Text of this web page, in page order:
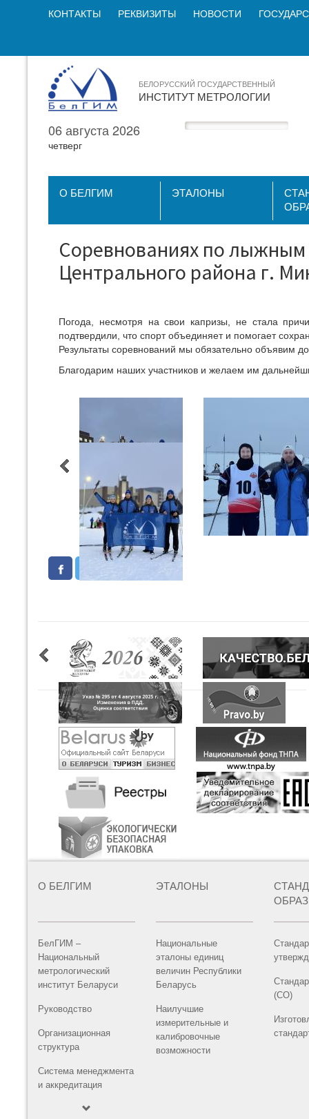
КОНТАКТЫ РЕКВИЗИТЫ НОВОСТИ
БЕЛОРУССКИЙ ГОСУДАРСТВЕННЫЙ
ИНСТИТУТ МЕТРОЛОГИИ
06 августа 2026
четверг
О БЕЛГИМ ЭТАЛОНЫ
Соревнованиях по лыжным
Центрального района г.
Погода, несмотря на свои капризы, не стала
подтвердили, что спорт объединяет и помогает
Результаты соревнований мы обязательно объявим
Благодарим наших участников и желаем им
О БЕЛГИМ
БелГИМ –
Национальный
метрологический
институт Беларуси
Руководство
Организационная
структура
Система менеджмента
и аккредитация
ЭТАЛОНЫ
Национальные
эталоны единиц
величин Республики
Беларусь
Наилучшие
измерительные и
калибровочные
возможности
(СО)